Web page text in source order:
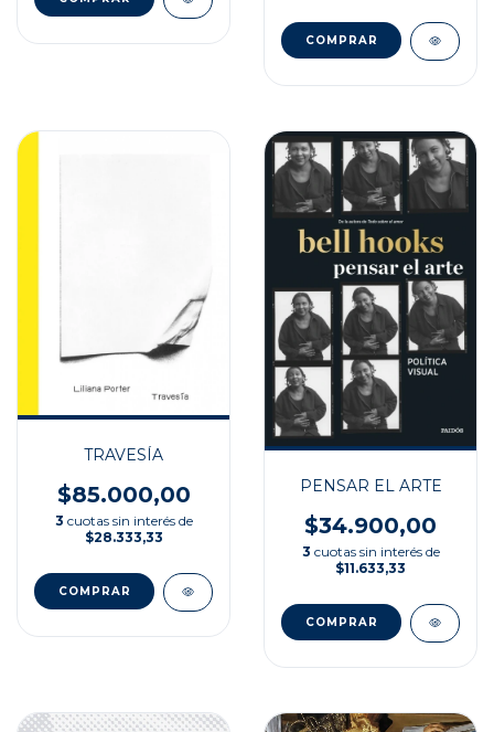
TRAVESÍA
$85.000,00
3 cuotas sin interés de
$28.333,33
PENSAR EL ARTE
$34.900,00
3 cuotas sin interés de
$11.633,33